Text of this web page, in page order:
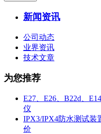
新闻资讯
公司动态
业界资讯
技术文章
为您推荐
E27、E26、B22d、
仪
IPX3/IPX4防水测试装
价